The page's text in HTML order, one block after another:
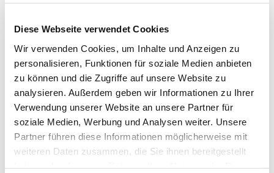
Diese Webseite verwendet Cookies
Wir verwenden Cookies, um Inhalte und Anzeigen zu
personalisieren, Funktionen für soziale Medien anbieten
zu können und die Zugriffe auf unsere Website zu
analysieren. Außerdem geben wir Informationen zu Ihrer
Verwendung unserer Website an unsere Partner für
soziale Medien, Werbung und Analysen weiter. Unsere
Partner führen diese Informationen möglicherweise mit
weiteren Daten zusammen, die Sie ihnen bereitgestellt
Hauchdünn Silber verfehlte der Suhrer Roland
Den Meisterschaftsauftakt hatten die
Seiniorenveteranen liegend aufgelegt bestritten.
Bei dieser zweiten Austragung duellierten sich
Ernst Lüscher und Jost Mathis. Letzterer schoss
schnell und legte 305,6 Punkte vor. Lüscher sorgte
für Spannung und riss die Goldmedaille mit dem
allerletzten Schuss um drei Zehntelpunkte an sich.
Leistungssportchef Brunner zeigte sich mit den